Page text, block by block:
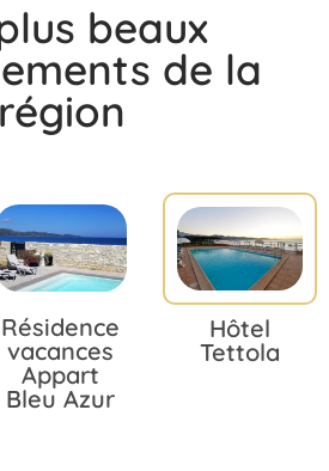
beaux
de la
région
Résidence
vacances
Appart
Bleu Azur
Hôtel
Tettola